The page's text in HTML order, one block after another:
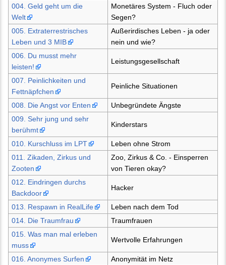
004. Geld geht um die
Welt
Monetäres System - Fluch oder
Segen?
005. Extraterrestrisches
Leben und 3 MIB
Außerirdisches Leben - ja oder
nein und wie?
006. Du musst mehr
leisten!
Leistungsgesellschaft
007. Peinlichkeiten und
Fettnäpfchen
Peinliche Situationen
008. Die Angst vor Enten
Unbegründete Ängste
009. Sehr jung und sehr
berühmt
Kinderstars
010. Kurschluss im LPT
Leben ohne Strom
011. Zikaden, Zirkus und
Zooten
Zoo, Zirkus & Co. - Einsperren
von Tieren okay?
012. Eindringen durchs
Backdoor
Hacker
013. Respawn in RealLife
Leben nach dem Tod
014. Die Traumfrau
Traumfrauen
015. Was man mal erleben
muss
Wertvolle Erfahrungen
016. Anonymes Surfen
Anonymität im Netz